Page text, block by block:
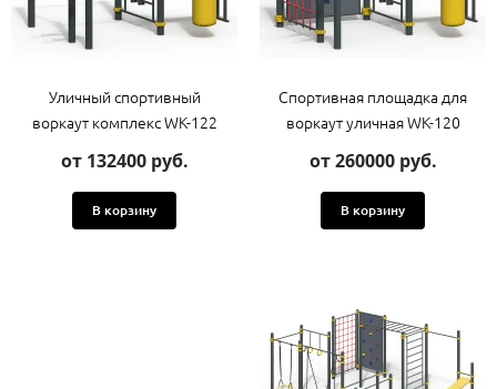
Уличный спортивный
воркаут комплекс WK-122
от 132400 руб.
В корзину
Спортивная площадка для
воркаут уличная WK-120
от 260000 руб.
В корзину